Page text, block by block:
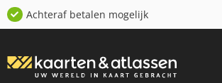
Achteraf betalen mogelijk